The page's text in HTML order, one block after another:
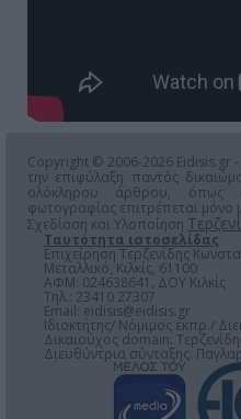
Copyright © 2006-2026 Eidisis.gr -
την επιφύλαξη παντός
ολόκληρου άρθρου, όπως
φωτογραφίας επιτρέπεται μόνο
Σχεδίαση και Υλοποίηση
Ταυτότητα ιστοσελίδας
Επιχείρηση Τερζενίδης
Μεταλλικό, Κιλκίς, 61100
ΑΦΜ: 024638641, ΔΟΥ Κιλκίς
Τηλ.: 23410 27307
Email: eidisis@eidisis.gr
Ιδιοκτήτης/ Νόμιμος εκπρ./
Δικαιούχος domain:
Διευθύντρια σύνταξης: